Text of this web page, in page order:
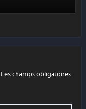
Les champs obligatoires